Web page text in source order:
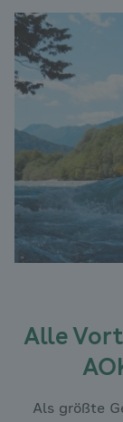
Alle
Als größte